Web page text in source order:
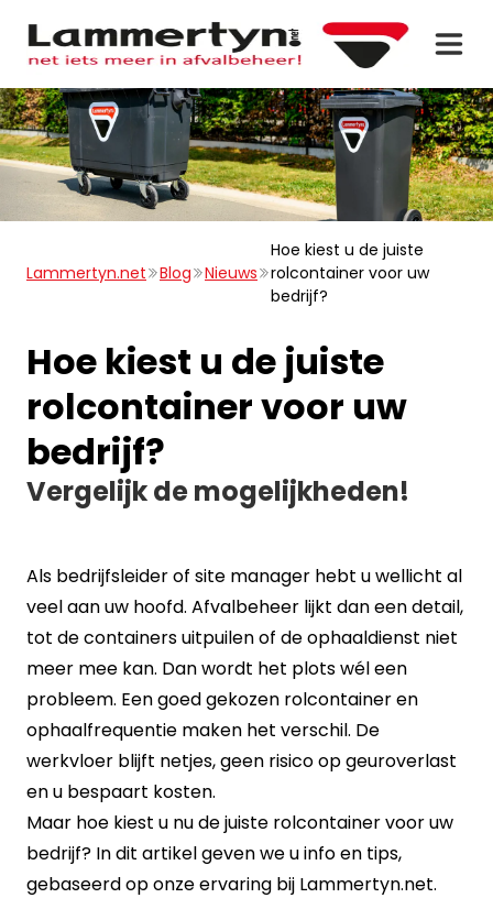
Lammertyn.net Blog Nieuws
Hoe kiest u de juiste
rolcontainer voor uw
bedrijf?
Hoe kiest u de juiste
rolcontainer voor uw
bedrijf?
Vergelijk de mogelijkheden!
Als bedrijfsleider of site manager hebt u wellicht al
veel aan uw hoofd. Afvalbeheer lijkt dan een detail,
tot de containers uitpuilen of de ophaaldienst niet
meer mee kan. Dan wordt het plots wél een
probleem. Een goed gekozen rolcontainer en
ophaalfrequentie maken het verschil. De
werkvloer blijft netjes, geen risico op geuroverlast
en u bespaart kosten.
Maar hoe kiest u nu de juiste rolcontainer voor uw
bedrijf? In dit artikel geven we u info en tips,
gebaseerd op onze ervaring bij Lammertyn.net.